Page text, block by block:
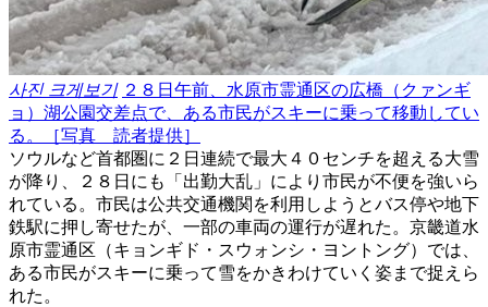
사진 크게보기 ２８日午前、水原市霊通区の広橋（クァンギ
ョ）湖公園交差点で、ある市民がスキーに乗って移動してい
る。［写真 読者提供］
ソウルなど首都圏に２日連続で最大４０センチを超える大雪
が降り、２８日にも「出勤大乱」により市民が不便を強いら
れている。市民は公共交通機関を利用しようとバス停や地下
鉄駅に押し寄せたが、一部の車両の運行が遅れた。京畿道水
原市霊通区（キョンギド・スウォンシ・ヨントング）では、
ある市民がスキーに乗って雪をかきわけていく姿まで捉えら
れた。